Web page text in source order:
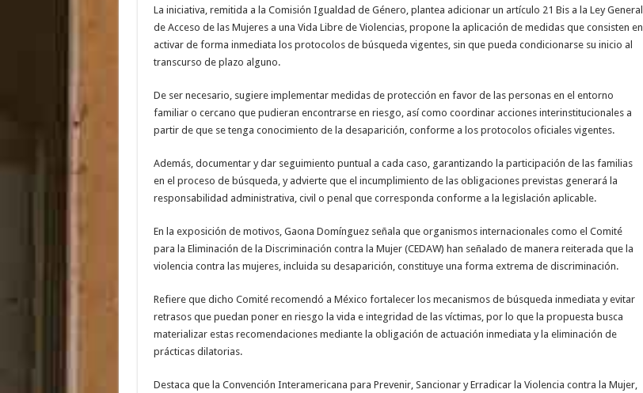
La iniciativa, remitida a la Comisión Igualdad de Género, plantea adicionar un artículo 21 Bis a la Ley General
de Acceso de las Mujeres a una Vida Libre de Violencias, propone la aplicación de medidas que consisten en
activar de forma inmediata los protocolos de búsqueda vigentes, sin que pueda condicionarse su inicio al
transcurso de plazo alguno.
De ser necesario, sugiere implementar medidas de protección en favor de las personas en el entorno
familiar o cercano que pudieran encontrarse en riesgo, así como coordinar acciones interinstitucionales a
partir de que se tenga conocimiento de la desaparición, conforme a los protocolos oficiales vigentes.
Además, documentar y dar seguimiento puntual a cada caso, garantizando la participación de las familias
en el proceso de búsqueda, y advierte que el incumplimiento de las obligaciones previstas generará la
responsabilidad administrativa, civil o penal que corresponda conforme a la legislación aplicable.
En la exposición de motivos, Gaona Domínguez señala que organismos internacionales como el Comité
para la Eliminación de la Discriminación contra la Mujer (CEDAW) han señalado de manera reiterada que la
violencia contra las mujeres, incluida su desaparición, constituye una forma extrema de discriminación.
Refiere que dicho Comité recomendó a México fortalecer los mecanismos de búsqueda inmediata y evitar
retrasos que puedan poner en riesgo la vida e integridad de las víctimas, por lo que la propuesta busca
materializar estas recomendaciones mediante la obligación de actuación inmediata y la eliminación de
prácticas dilatorias.
Destaca que la Convención Interamericana para Prevenir, Sancionar y Erradicar la Violencia contra la Mujer,